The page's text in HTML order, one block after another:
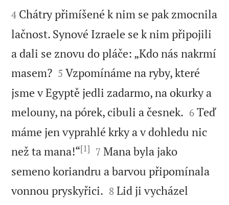


4 Chátry přimíšené k nim se pak zmocnila
lačnost. Synové Izraele se k nim připojili
a dali se znovu do pláče: „Kdo nás nakrmí
masem?
5 Vzpomínáme na ryby, které
jsme v Egyptě jedli zadarmo, na okurky a
melouny, na pórek, cibuli a česnek. 

6 Teď
máme jen vyprahlé krky a v dohledu nic
než ta mana!“[1] 

7 Mana byla jako
semeno koriandru a barvou připomínala
vonnou pryskyřici. 

8 Lid ji vycházel